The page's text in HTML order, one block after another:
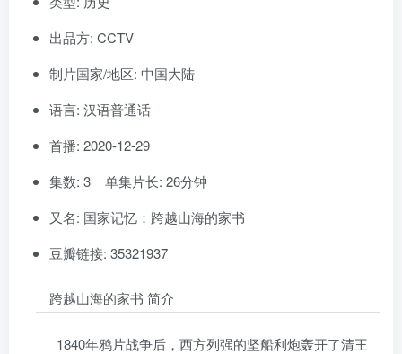
出品方: CCTV
制片国家/地区: 中国大陆
语言: 汉语普通话
首播: 2020-12-29
集数: 3 单集片长: 26分钟
又名: 国家记忆：跨越山海的家书
豆瓣链接: 35321937
跨越山海的家书 简介
1840年鸦片战争后，西方列强的坚船利炮轰开了清王